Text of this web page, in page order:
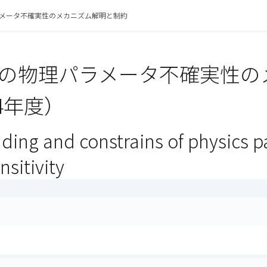
ータ不確実性のメカニズム解明と制約
物理パラメータ不確実性
度）
and constrains of physics